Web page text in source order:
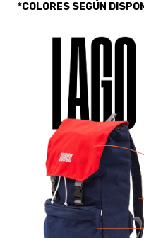
*COLORES SEGÚN